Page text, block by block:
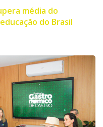
média do
do Brasil